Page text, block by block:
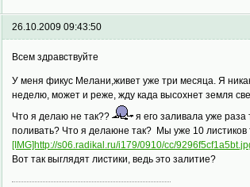
26.10.2009 09:43:50
Всем здравствуйте
У меня фикус Мелани,живет уже три месяца. Я
неделю, может и реже, жду када высохнет земля
Что я делаю не так??
я его заливала уже
поливать? Что я делаюне так? Мы уже 10 листиков
[IMG]http://s06.radikal.ru/i179/0910/cc/
Вот так выглядят листики, ведь это залитие?